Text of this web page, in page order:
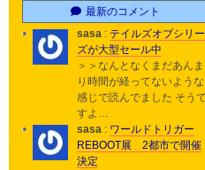
最新のコメント
sasa : テイルズオブシリー
ズが大型セール中
＞＞なんとなくまだあんま
り時間が経ってないような
感じで読んでました そう
すよ…
sasa : ワールドトリガー
REBOOT展 2都市で開催
決定